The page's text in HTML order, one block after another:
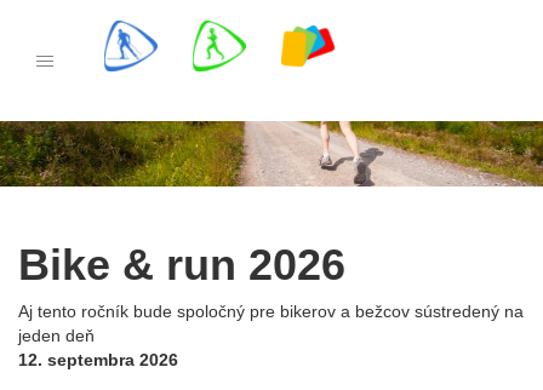
content
Bike & run 2026
Aj tento ročník bude spoločný pre bikerov a bežcov sústredený na
jeden deň
12. septembra 2026
PRETEKY
VÝSLEDKY